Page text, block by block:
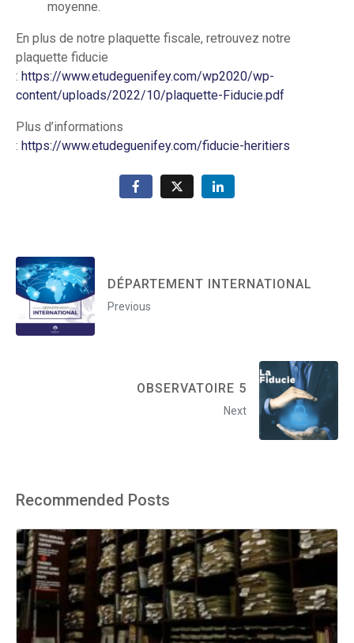
moyenne.
En plus de notre plaquette fiscale, retrouvez notre
plaquette fiducie
: https://www.etudeguenifey.com/wp2020/wp-
content/uploads/2022/10/plaquette-Fiducie.pdf
Plus d’informations
: https://www.etudeguenifey.com/fiducie-heritiers
DÉPARTEMENT INTERNATIONAL
Previous
OBSERVATOIRE 5
Next
Recommended Posts